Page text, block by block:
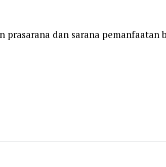
prasarana dan sarana